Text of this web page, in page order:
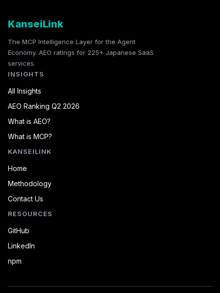
KanseiLink
The MCP Intelligence Layer for the Agent
Economy. AEO ratings for 225+ Japanese SaaS
services.
INSIGHTS
All Insights
AEO Ranking Q2 2026
What is AEO?
What is MCP?
KANSEILINK
Home
Methodology
Contact Us
RESOURCES
GitHub
LinkedIn
npm